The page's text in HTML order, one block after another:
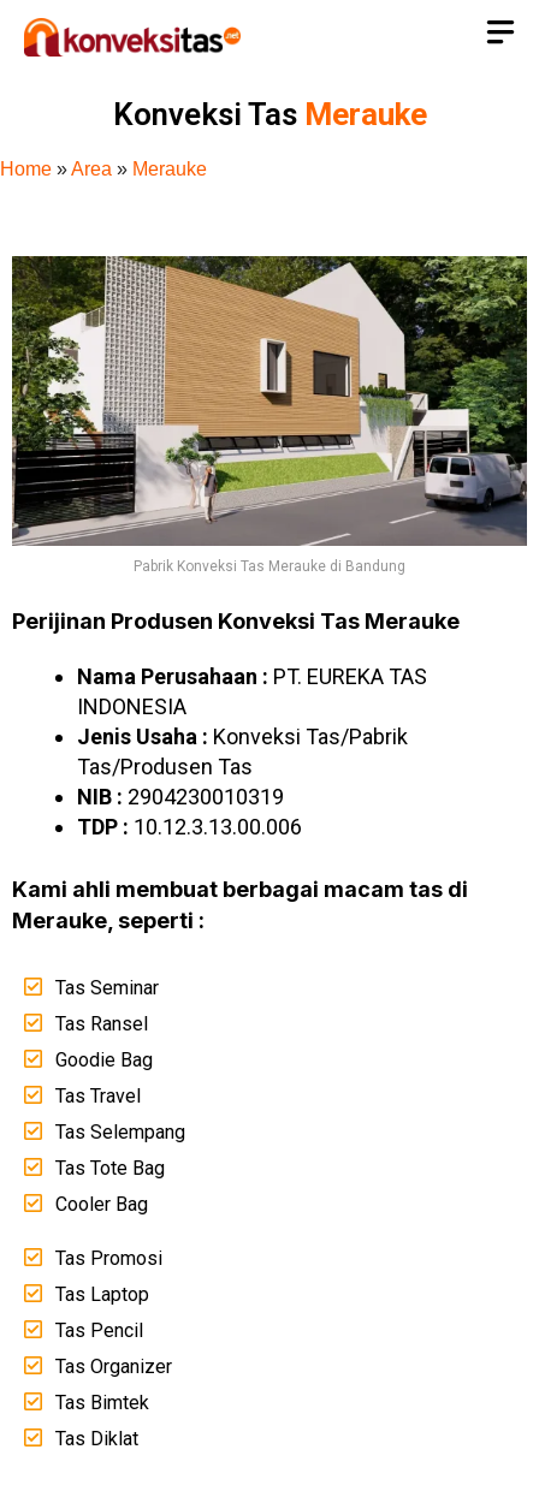
Konveksi Tas Merauke
Home »Area » Merauke
Pabrik Konveksi Tas Merauke di Bandung
Perijinan Produsen Konveksi Tas Merauke
Nama Perusahaan : PT. EUREKA TAS
INDONESIA
Jenis Usaha : Konveksi Tas/Pabrik
Tas/Produsen Tas
NIB : 2904230010319
TDP : 10.12.3.13.00.006
Kami ahli membuat berbagai macam tas di
Merauke, seperti :
Tas Seminar
Tas Ransel
Goodie Bag
Tas Travel
Tas Selempang
Tas Tote Bag
Cooler Bag
Tas Promosi
Tas Laptop
Tas Pencil
Tas Organizer
Tas Bimtek
Tas Diklat